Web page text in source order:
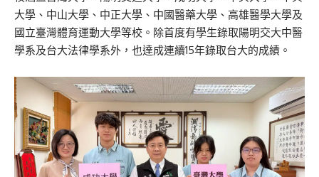
大學、中山大學、中正大學、中國醫藥大學、高雄醫學大學及
國立臺灣體育運動大學等校。除首度有學生錄取陽明交大中醫
學系及台大法律學系外，也達成連續15年錄取台大的成績。